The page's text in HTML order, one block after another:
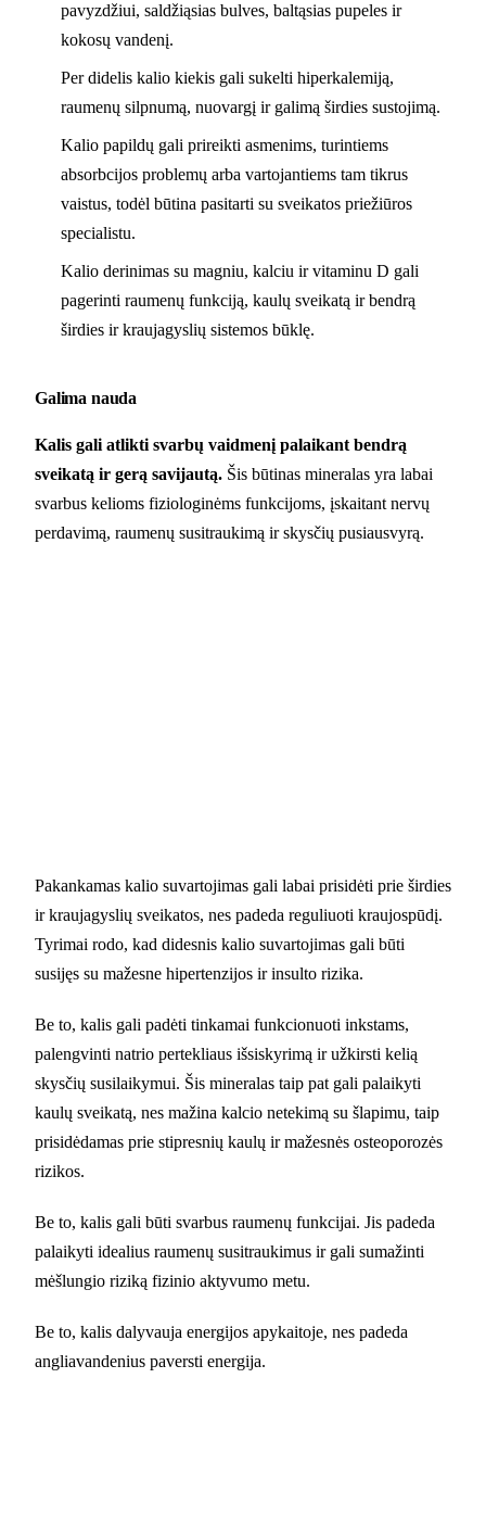
pavyzdžiui, saldžiąsias bulves, baltąsias pupeles ir
kokosų vandenį.
Per didelis kalio kiekis gali sukelti hiperkalemiją,
raumenų silpnumą, nuovargį ir galimą širdies sustojimą.
Kalio papildų gali prireikti asmenims, turintiems
absorbcijos problemų arba vartojantiems tam tikrus
vaistus, todėl būtina pasitarti su sveikatos priežiūros
specialistu.
Kalio derinimas su magniu, kalciu ir vitaminu D gali
pagerinti raumenų funkciją, kaulų sveikatą ir bendrą
širdies ir kraujagyslių sistemos būklę.
Galima nauda
Kalis gali atlikti svarbų vaidmenį palaikant bendrą
sveikatą ir gerą savijautą. Šis būtinas mineralas yra labai
svarbus kelioms fiziologinėms funkcijoms, įskaitant nervų
perdavimą, raumenų susitraukimą ir skysčių pusiausvyrą.
Pakankamas kalio suvartojimas gali labai prisidėti prie širdies
ir kraujagyslių sveikatos, nes padeda reguliuoti kraujospūdį.
Tyrimai rodo, kad didesnis kalio suvartojimas gali būti
susijęs su mažesne hipertenzijos ir insulto rizika.
Be to, kalis gali padėti tinkamai funkcionuoti inkstams,
palengvinti natrio pertekliaus išsiskyrimą ir užkirsti kelią
skysčių susilaikymui. Šis mineralas taip pat gali palaikyti
kaulų sveikatą, nes mažina kalcio netekimą su šlapimu, taip
prisidėdamas prie stipresnių kaulų ir mažesnės osteoporozės
rizikos.
Be to, kalis gali būti svarbus raumenų funkcijai. Jis padeda
palaikyti idealius raumenų susitraukimus ir gali sumažinti
mėšlungio riziką fizinio aktyvumo metu.
Be to, kalis dalyvauja energijos apykaitoje, nes padeda
angliavandenius paversti energija.